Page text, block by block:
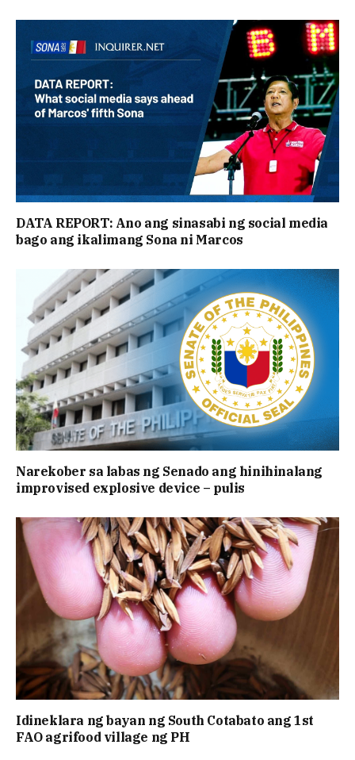
DATA REPORT: Ano ang sinasabi ng social media
bago ang ikalimang Sona ni Marcos
Narekober sa labas ng Senado ang hinihinalang
improvised explosive device – pulis
Idineklara ng bayan ng South Cotabato ang 1st
FAO agrifood village ng PH